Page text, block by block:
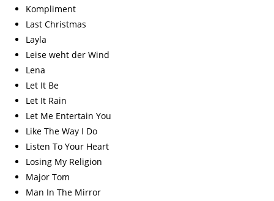
Kompliment
Last Christmas
Layla
Leise weht der Wind
Lena
Let It Be
Let It Rain
Let Me Entertain You
Like The Way I Do
Listen To Your Heart
Losing My Religion
Major Tom
Man In The Mirror